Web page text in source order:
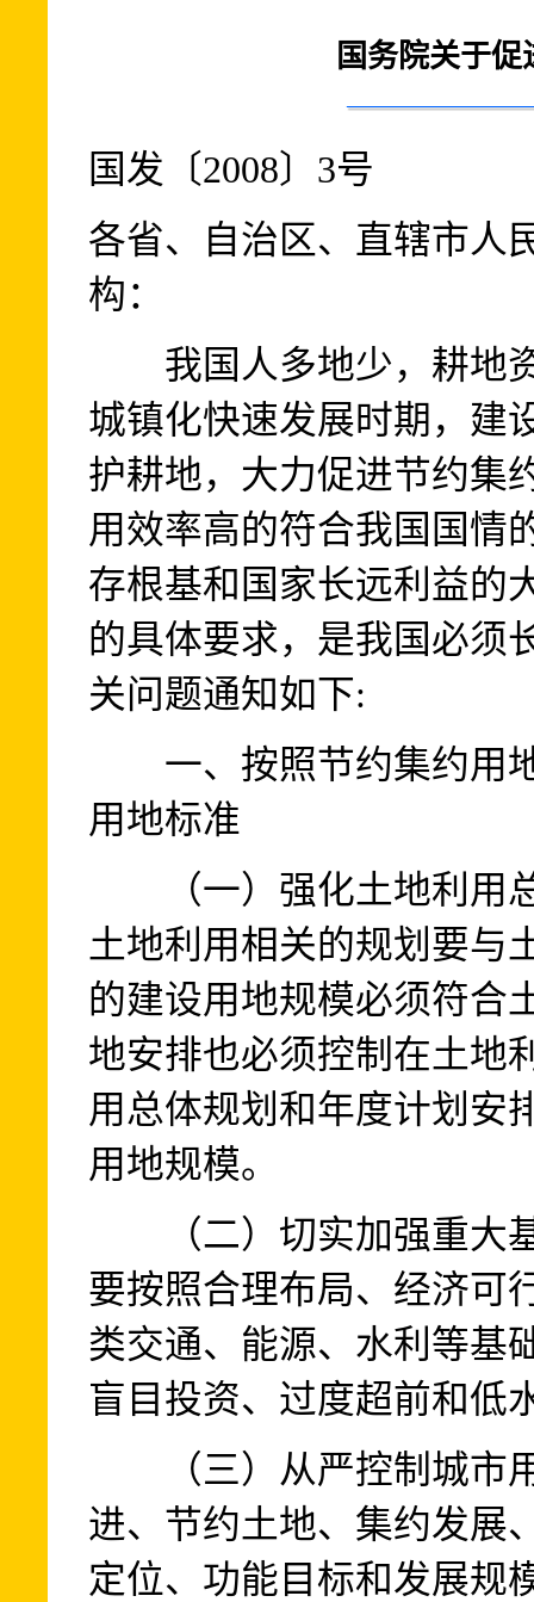
国务院关于
国发〔2008〕3号
各省、自治区、直辖市人
构：
我国人多地少，耕地资
城镇化快速发展时期，建
护耕地，大力促进节约集
用效率高的符合我国国情
存根基和国家长远利益的
的具体要求，是我国必须
关问题通知如下:
一、按照节约集约用地
用地标准
（一）强化土地利用总
土地利用相关的规划要与
的建设用地规模必须符合
地安排也必须控制在土地
用总体规划和年度计划安
用地规模。
（二）切实加强重大基
要按照合理布局、经济可
类交通、能源、水利等基
盲目投资、过度超前和低
（三）从严控制城市用
进、节约土地、集约发展
定位、功能目标和发展规